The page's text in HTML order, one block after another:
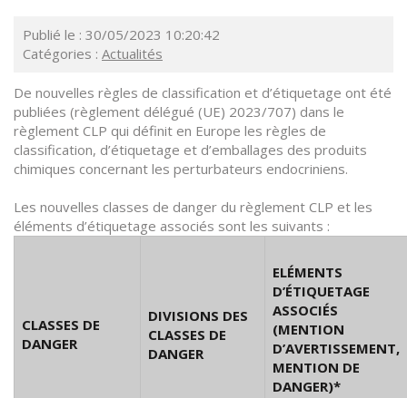
Publié le : 30/05/2023 10:20:42
Catégories : Actualités
De nouvelles règles de classification et d’étiquetage ont été
publiées (règlement délégué (UE) 2023/707) dans le
règlement CLP qui définit en Europe les règles de
classification, d’étiquetage et d’emballages des produits
chimiques concernant les perturbateurs endocriniens.
Les nouvelles classes de danger du règlement CLP et les
éléments d’étiquetage associés sont les suivants :
CLASSES DE
DANGER
DIVISIONS DES
CLASSES DE
DANGER
ELÉMENTS
D’ÉTIQUETAGE
ASSOCIÉS
(MENTION
D’AVERTISSEMENT,
MENTION DE
DANGER)*